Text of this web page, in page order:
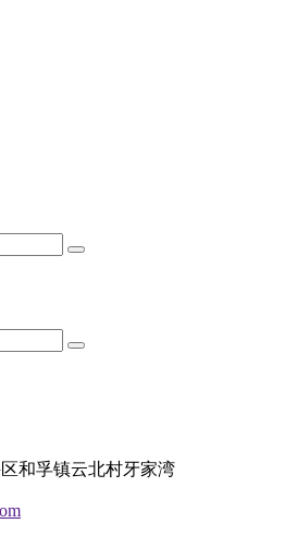
和孚镇云北村牙家湾